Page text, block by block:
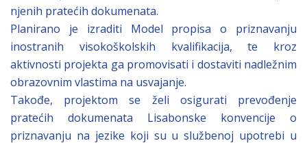
njenih pratećih dokumenata.
Planirano je izraditi Model propisa o priznavanju
inostranih visokoškolskih kvalifikacija, te kroz
aktivnosti projekta ga promovisati i dostaviti nadležnim
obrazovnim vlastima na usvajanje.
Takođe, projektom se želi osigurati prevođenje
pratećih dokumenata Lisabonske konvencije o
priznavanju na jezike koji su u službenoj upotrebi u